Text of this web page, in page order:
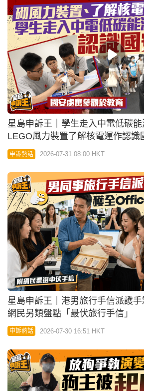
申訴熱話 2026-07-31 08:00 HKT
星島申訴王｜港男旅行手信派護手
網民另類盤點「最伏旅行手信」
申訴熱話 2026-07-30 16:51 HKT
星島申訴王 | 西貢大坳門放狗起爭
上欺凌：飽受滋擾
申訴熱話 2026-07-30 08:00 HKT